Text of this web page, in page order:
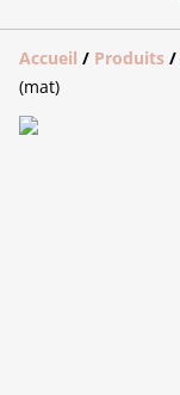
Accueil / Produits /
(mat)